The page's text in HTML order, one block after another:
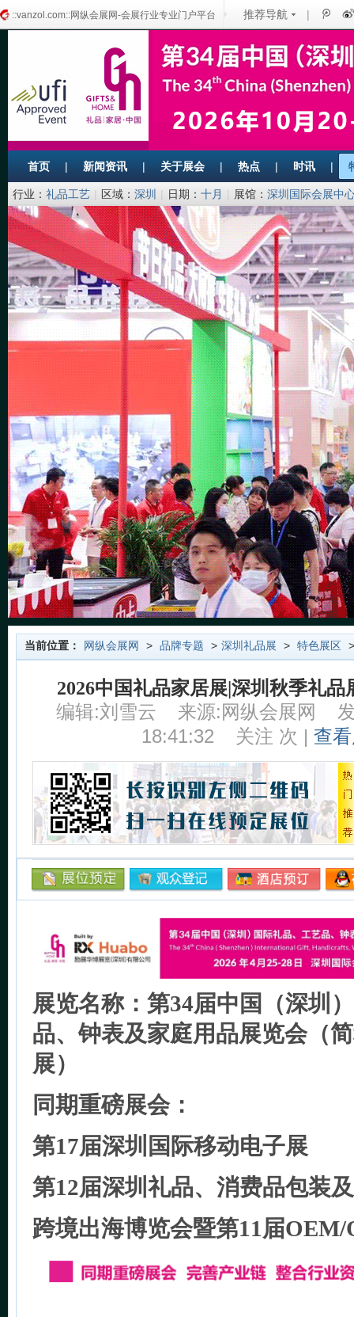
::vanzol.com::网纵会展网-会展行业专业门户平台 推荐导航 |
首页 | 新闻资讯 | 关于展会 | 热点 | 时讯 |
行业： 礼品工艺 | 区域： 深圳 | 日期： 十月 | 展馆： 深圳国际会展中
限公司
当前位置： 网纵会展网 > 品牌专题 > 深圳礼品展 > 特色展区
2026中国礼品家居展|深圳秋季礼品
编辑:刘雪云
来源:网纵会展网
18:41:32
关注 次 | 查
展览名称：第34届中国（深圳
品、钟表及家庭用品展览会（
展）
同期重磅展会：
第17届深圳国际移动电子展
第12届深圳礼品、消费品包装
跨境出海博览会暨第11届